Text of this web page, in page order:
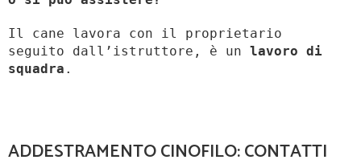
Il cane lavora con il proprietario
seguito dall’istruttore, è un lavoro di
squadra .
ADDESTRAMENTO CINOFILO: CONTATTI